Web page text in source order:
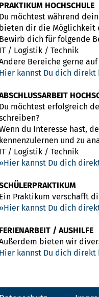
PRAKTIKUM HOCHSCHULE
Du möchtest während
bieten dir die Möglichkeit
Bewirb dich für folgende
IT / Logistik / Technik
Bereiche gerne auf
Hier kannst Du dich direkt
Du möchtest erfolgreich
du Interesse hast,
kennenzulernen und zu
IT / Logistik / Technik
Hier kannst Du dich
Ein Praktikum verschafft
Hier kannst Du dich
FERIENARBEIT / AUSHILFE
bieten wir
Hier kannst Du dich direkt